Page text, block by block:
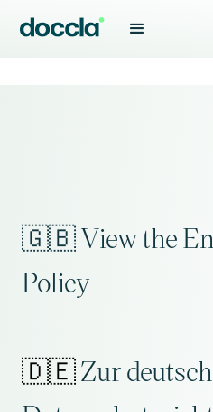
🇬🇧 View the
Policy
🇩🇪Zur